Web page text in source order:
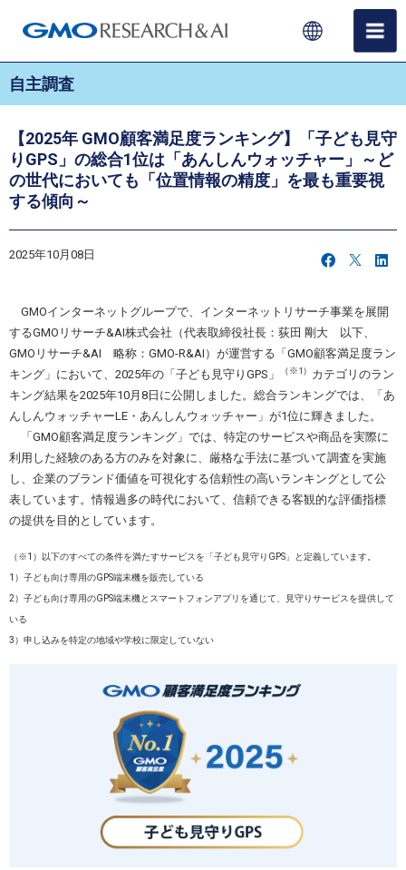
自主調査
【2025年 GMO顧客満足度ランキング】「子ども見守
りGPS」の総合1位は「あんしんウォッチャー」～ど
の世代においても「位置情報の精度」を最も重要視
する傾向～
2025年10月08日
GMOインターネットグループで、インターネットリサーチ事業を展開
するGMOリサーチ&AI株式会社（代表取締役社長：荻田 剛大 以下、
GMOリサーチ&AI 略称：GMO-R&AI）が運営する「GMO顧客満足度ラン
キング」において、2025年の「子ども見守りGPS」
（※1） カテゴリのラン
キング結果を2025年10月8日に公開しました。総合ランキングでは、「あ
んしんウォッチャーLE・あんしんウォッチャー」が1位に輝きました。
「GMO顧客満足度ランキング」では、特定のサービスや商品を実際に
利用した経験のある方のみを対象に、厳格な手法に基づいて調査を実施
し、企業のブランド価値を可視化する信頼性の高いランキングとして公
表しています。情報過多の時代において、信頼できる客観的な評価指標
の提供を目的としています。
（※1）以下のすべての条件を満たすサービスを「子ども見守りGPS」と定義しています。
1）子ども向け専用のGPS端末機を販売している
2）子ども向け専用のGPS端末機とスマートフォンアプリを通じて、見守りサービスを提供して
いる
3）申し込みを特定の地域や学校に限定していない